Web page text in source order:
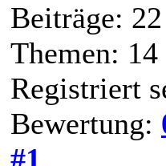
Beiträge: 22
Themen: 14
Registriert
Bewertung:
#1